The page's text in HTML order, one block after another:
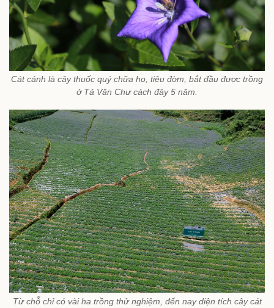
Cát cánh là cây thuốc quý chữa ho, tiêu đờm, bắt đầu được trồng
ở Tả Văn Chư cách đây 5 năm.
Từ chỗ chỉ có vài ha trồng thử nghiệm, đến nay diện tích cây cát